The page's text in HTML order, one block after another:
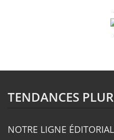
TENDANCES
NOTRE LIGNE